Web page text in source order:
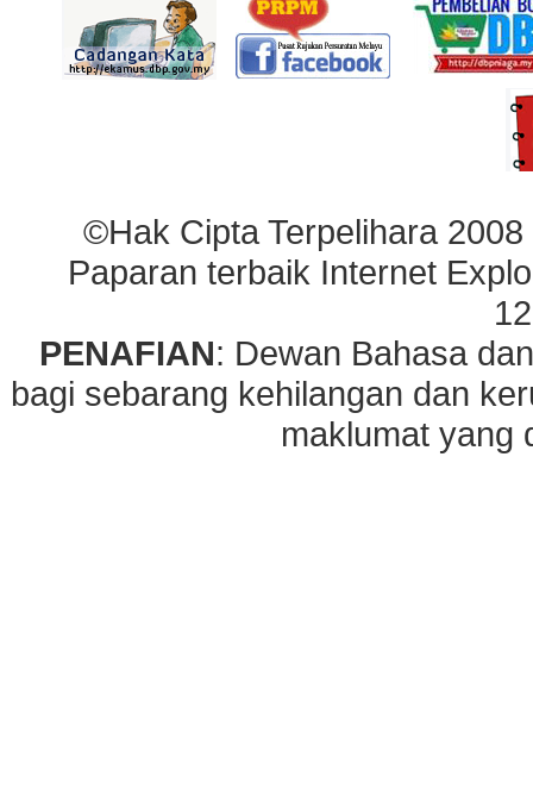
©Hak Cipta Terpelihara
Paparan terbaik Internet
PENAFIAN: Dewan Bahasa
bagi sebarang kehilangan dan
maklumat yang